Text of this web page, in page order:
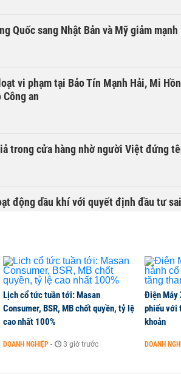
Quốc sang Nhật Bản và Mỹ giảm mạnh
vi phạm tại Bảo Tín Mạnh Hải, Mi
Công an
trong cửa hàng nhờ người Việt đứng
động dầu khí với quyết định đầu tư
Lịch cổ tức tuần tới: Masan
Consumer, BSR, MB chốt quyền, tỷ lệ
cao nhất 100%
DOANH NGHIỆP - 3 giờ trước
Điện Máy
phiếu với
khoản
DOANH